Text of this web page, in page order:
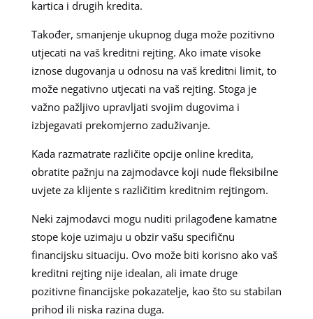
kartica i drugih kredita.
Također, smanjenje ukupnog duga može pozitivno
utjecati na vaš kreditni rejting. Ako imate visoke
iznose dugovanja u odnosu na vaš kreditni limit, to
može negativno utjecati na vaš rejting. Stoga je
važno pažljivo upravljati svojim dugovima i
izbjegavati prekomjerno zaduživanje.
Kada razmatrate različite opcije online kredita,
obratite pažnju na zajmodavce koji nude fleksibilne
uvjete za klijente s različitim kreditnim rejtingom.
Neki zajmodavci mogu nuditi prilagođene kamatne
stope koje uzimaju u obzir vašu specifičnu
financijsku situaciju. Ovo može biti korisno ako vaš
kreditni rejting nije idealan, ali imate druge
pozitivne financijske pokazatelje, kao što su stabilan
prihod ili niska razina duga.